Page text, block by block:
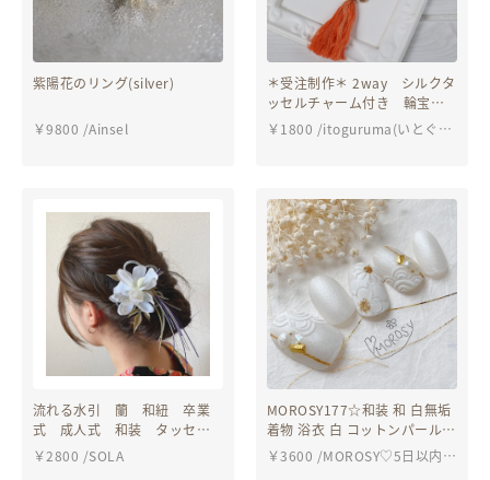
紫陽花のリング(silver)
￥9800 /Ainsel
＊受注制作＊ 2way シルクタ
ッセルチャーム付き 輪宝柄
和布のシュシュ
￥1800 /itoguruma(いとぐる
流れる水引 蘭 和紐 卒業
式 成人式 和装 タッセ
ル 和装小物 ヘアーアクセ
サリー 髪飾り ヘッドドレ
￥2800 /SOLA
MOROSY177☆和装 和 白無垢
着物 浴衣 白 コットンパール
ブライダル ネイルチップ ネイ
ル 成人式 菊 花
￥3600 /MOROSY♡5日以内に